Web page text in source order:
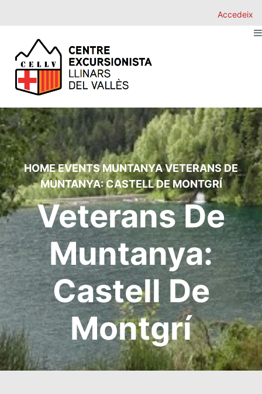
Accedeix
HOMEEVENTSMUNTANYAVETERANS DE
MUNTANYA: CASTELL DE MONTGRÍ
Veterans De
Muntanya:
Castell De
Montgrí